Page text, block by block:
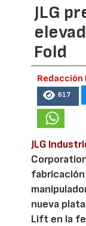
JLG
Fold
617
JLG
nueva
Lift en la